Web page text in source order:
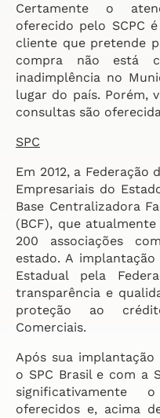
Certamente o
oferecido pelo SCPC
cliente que pretende
compra não está
inadimplência no
lugar do país. Porém,
consultas são
SPC
Em 2012, a Federação
Empresariais do
Base Centralizadora
(BCF), que
200 associações
estado. A
Estadual pela
transparência e
proteção ao
Comerciais.
Após sua
o SPC Brasil e com a
oferecidos e, acima